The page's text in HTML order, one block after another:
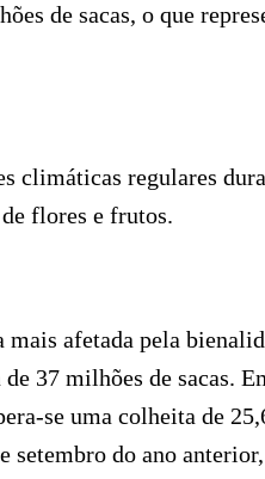
de sacas, o que
climáticas regulares
flores e frutos.
afetada pela
37 milhões de sacas.
se uma colheita de
do ano